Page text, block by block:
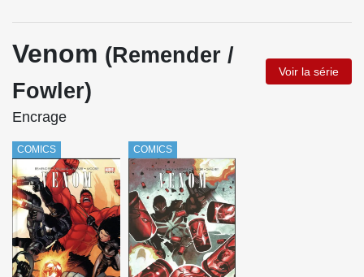
Venom (Remender /
Fowler)
Voir la série
Encrage
COMICS COMICS